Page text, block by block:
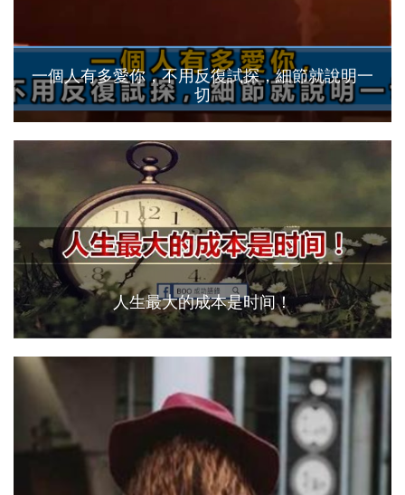
一個人有多愛你，不用反復試探，細節就說明一
切
人生最大的成本是时间！